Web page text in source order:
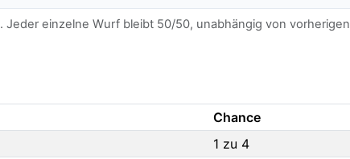
. Jeder einzelne Wurf bleibt 50/50, unabhängig von vorherigen
Chance
1 zu 4